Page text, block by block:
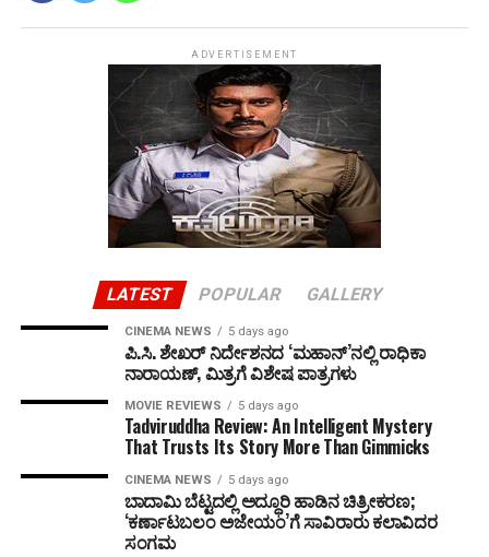
ADVERTISEMENT
LATEST POPULAR GALLERY
CINEMA NEWS 5 days ago
ಪಿ.ಸಿ. ಶೇಖರ್ ನಿರ್ದೇಶನದ ‘ಮಹಾನ್’ನಲ್ಲಿ ರಾಧಿಕಾ
ನಾರಾಯಣ್, ಮಿತ್ರಗೆ ವಿಶೇಷ ಪಾತ್ರಗಳು
MOVIE REVIEWS 5 days ago
Tadviruddha Review: An Intelligent Mystery
That Trusts Its Story More Than Gimmicks
CINEMA NEWS 5 days ago
ಬಾದಾಮಿ ಬೆಟ್ಟದಲ್ಲಿ ಅದ್ಧೂರಿ ಹಾಡಿನ ಚಿತ್ರೀಕರಣ;
‘ಕರ್ಣಾಟಬಲಂ ಅಜೇಯಂ’ಗೆ ಸಾವಿರಾರು ಕಲಾವಿದರ
ಸಂಗಮ